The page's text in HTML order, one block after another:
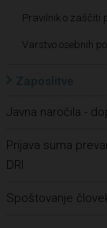
Pravilnik o zaščiti
Varstvo osebnih
Zaposlitve
Javna naročila -
Prijava suma
DRI
Spoštovanje